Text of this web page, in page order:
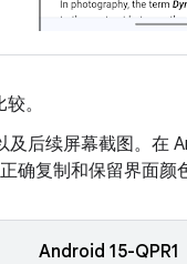
。
后续屏幕截图。在
确复制和保留界面颜
Android 15-QPR1